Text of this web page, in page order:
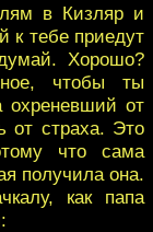
в Кизляр и
к тебе приедут
Хорошо?
чтобы ты
охреневший от
от страха. Это
что сама
получила она.
как папа